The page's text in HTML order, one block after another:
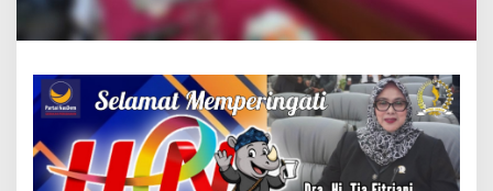
D
P
G
e
a
k